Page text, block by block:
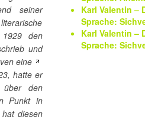
seiner
den
und
eine
hatte er
den
Punkt in
diesen
Karl Valentin –
Sprache:
Karl Valentin –
Sprache: